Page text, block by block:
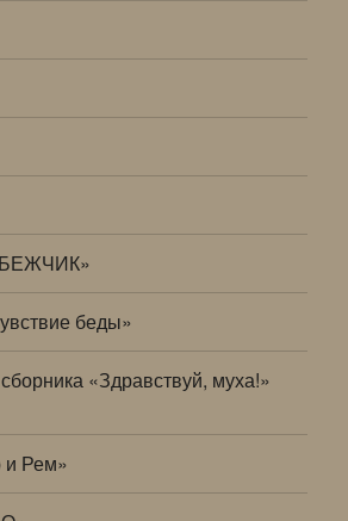
беды»
«Здравствуй, муха!»
и Рем»